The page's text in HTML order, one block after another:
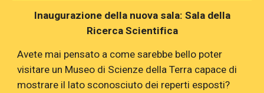
Inaugurazione della nuova sala: Sala della
Ricerca Scientifica
Avete mai pensato a come sarebbe bello poter
visitare un Museo di Scienze della Terra capace di
mostrare il lato sconosciuto dei reperti esposti?